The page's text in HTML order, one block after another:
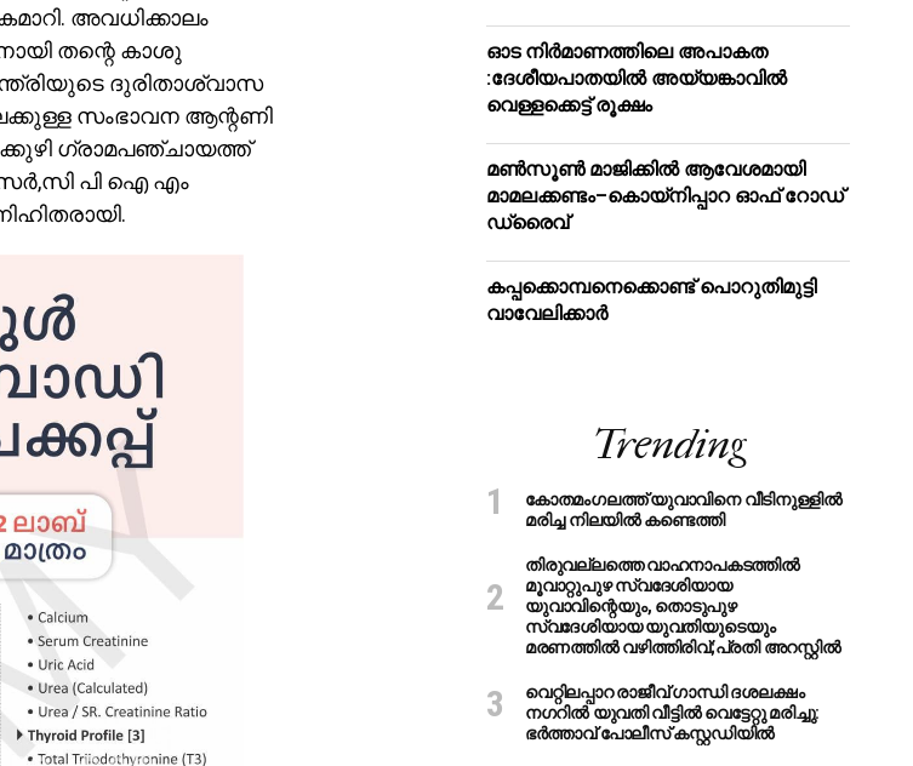
അവധിക്കാലം
തന്റെ കാശു
ദുരിതാശ്വാസ
സംഭാവന ആന്റണി
ഗ്രാമപഞ്ചായത്ത്
പി ഐ എം
ഓട നിർമാണത്തിലെ അപാകത
:ദേശീയപാതയിൽ അയ്യങ്കാവിൽ
വെള്ളക്കെട്ട് രൂക്ഷം
മൺസൂൺ മാജിക്കിൽ ആവേശമായി
മാമലക്കണ്ടം–കൊയ്‌നിപ്പാറ ഓഫ് റോഡ്
ഡ്രൈവ്
കപ്പക്കൊമ്പനെക്കൊണ്ട് പൊറുതിമുട്ടി
വാവേലിക്കാർ
Trending
കോതമംഗലത്ത് യുവാവിനെ വീടിനുള്ളിൽ
മരിച്ച നിലയിൽ കണ്ടെത്തി
തിരുവല്ലത്തെ വാഹനാപകടത്തില്‍
മൂവാറ്റുപുഴ സ്വദേശിയായ
യുവാവിന്റെയും, തൊടുപുഴ
സ്വദേശിയായ യുവതിയുടെയും
മരണത്തില്‍ വഴിത്തിരിവ്;പ്രതി അറസ്റ്റില്‍
വെറ്റിലപ്പാറ രാജീവ് ഗാന്ധി ദശലക്ഷം
നഗറിൽ യുവതി വീട്ടിൽ വെട്ടേറ്റു മരിച്ചു:
ഭർത്താവ് പോലീസ് കസ്റ്റഡിയിൽ